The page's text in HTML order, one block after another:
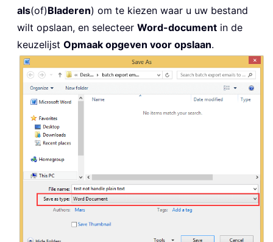
als(of)Bladeren) om te kiezen waar u uw bestand
wilt opslaan, en selecteer Word-document in de
keuzelijst Opmaak opgeven voor opslaan.